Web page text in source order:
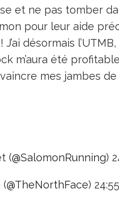
et ne pas tomber
pour leur aide
J’ai désormais
m’aura été
mes jambes
(@SalomonRunning)
(@TheNorthFace)